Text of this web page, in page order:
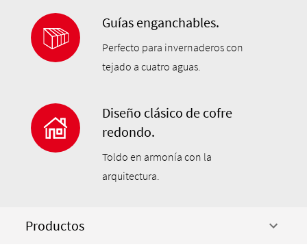
Guías enganchables.
Perfecto para invernaderos con
tejado a cuatro aguas.
Diseño clásico de cofre
redondo.
Toldo en armonía con la
arquitectura.
Productos